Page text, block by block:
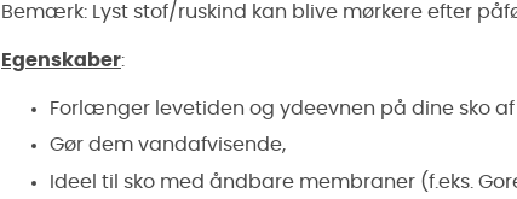
Bemærk: Lyst stof/ruskind kan blive mørkere efter
Egenskaber:
Forlænger levetiden og ydeevnen på dine sko
Gør dem vandafvisende,
Ideel til sko med åndbare membraner (f.eks.